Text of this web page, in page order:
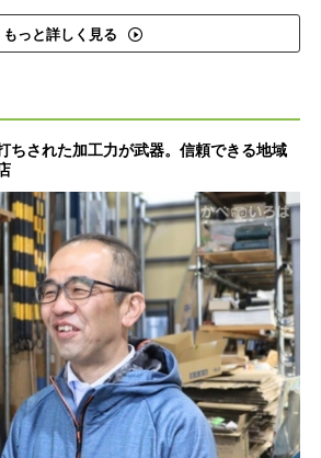
もっと詳しく見る
ちされた加工力が武器。信頼できる地域